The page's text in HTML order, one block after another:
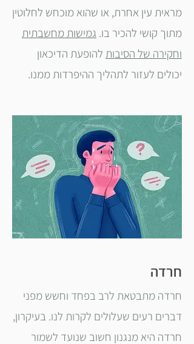
מראית עין אחרת, או שהוא מוכחש לחלוטין
מתוך קושי להכיר בו. גמישות מחשבתית
וחקירה של הסיבות להופעת הדיכאון
יכולים לעזור לתהליך ההיפרדות ממנו.
חרדה
חרדה מתבטאת לרב בפחד וחשש מפני
דברים רעים שעלולים לקרות לנו. בעיקרון,
חרדה היא מנגנון חשוב שנועד לשמור